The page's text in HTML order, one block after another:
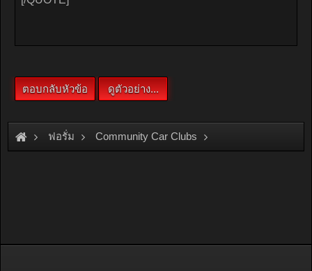
ฟอรั่ม Community Car Clubs